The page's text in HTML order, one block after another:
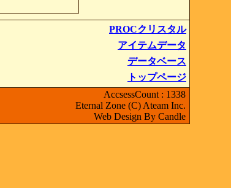
PROCクリスタル
アイテムデータ
データベース
トップページ
AccsessCount : 1338
Eternal Zone (C) Ateam Inc.
Web Design By Candle